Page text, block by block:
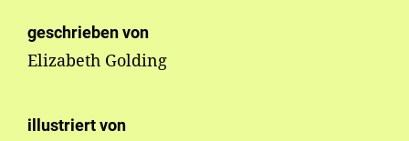
geschrieben von
Elizabeth Golding
illustriert von